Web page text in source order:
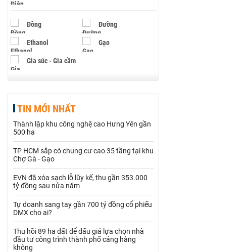
Đồng Đường
Ethanol Gạo
Gia súc - Gia cầm
Hạt điều
Khí đốt
Kim loại khác Mắc ca
Muối Ngũ cốc
Nhựa - Hạt nhựa
Palladium Phân bón
Rau - Củ -Quả Sắt thép
TIN MỚI NHẤT
Thành lập khu công nghệ cao Hưng Yên gần
500 ha
TP HCM sắp có chung cư cao 35 tầng tại khu
Chợ Gà - Gạo
EVN đã xóa sạch lỗ lũy kế, thu gần 353.000
tỷ đồng sau nửa năm
Tự doanh sang tay gần 700 tỷ đồng cổ phiếu
DMX cho ai?
Thu hồi 89 ha đất để đấu giá lựa chọn nhà
đầu tư công trình thành phố cảng hàng
không